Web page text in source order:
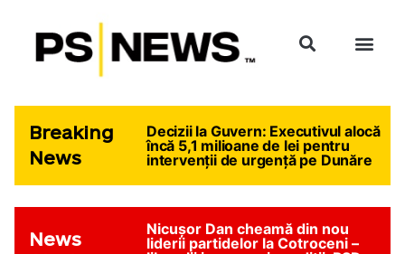
Breaking
News
Decizii la Guvern: Executivul alocă
încă 5,1 milioane de lei pentru
intervenții de urgență pe Dunăre
News
Nicușor Dan cheamă din nou
liderii partidelor la Cotroceni –